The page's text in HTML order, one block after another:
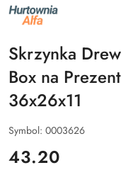
NAZWA
PRODUCENTA:
ALFA
Skrzynka
Box na
36x26x11
Symbol: 0003626
cena:
43.20